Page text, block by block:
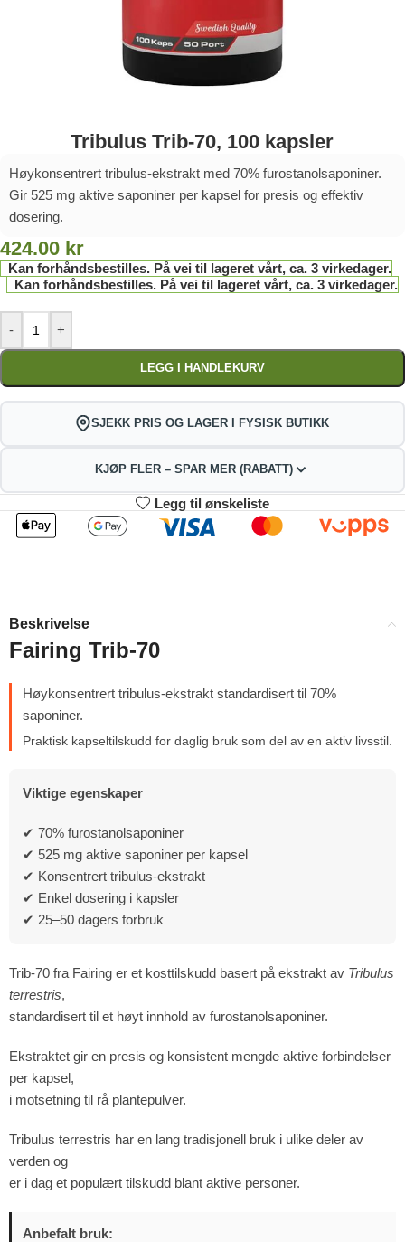
Tribulus Trib-70, 100 kapsler
Høykonsentrert tribulus-ekstrakt med 70% furostanolsaponiner.
Gir 525 mg aktive saponiner per kapsel for presis og effektiv
dosering.
424.00 kr
Kan forhåndsbestilles. På vei til lageret vårt, ca. 3 virkedager.
Kan forhåndsbestilles. På vei til lageret vårt, ca. 3 virkedager.
- +
LEGG I HANDLEKURV
SJEKK PRIS OG LAGER I FYSISK BUTIKK
KJØP FLER – SPAR MER (RABATT)
2
419.76
kr
3-4
415.52
4%
Legg til ønskeliste
Beskrivelse
Fairing Trib-70
Høykonsentrert tribulus-ekstrakt standardisert til 70%
saponiner.
Praktisk kapseltilskudd for daglig bruk som del av en aktiv livsstil.
Viktige egenskaper
✔ 70% furostanolsaponiner
✔ 525 mg aktive saponiner per kapsel
✔ Konsentrert tribulus-ekstrakt
✔ Enkel dosering i kapsler
✔ 25–50 dagers forbruk
Trib-70 fra Fairing er et kosttilskudd basert på ekstrakt av Tribulus
terrestris,
standardisert til et høyt innhold av furostanolsaponiner.
Ekstraktet gir en presis og konsistent mengde aktive forbindelser
per kapsel,
i motsetning til rå plantepulver.
Tribulus terrestris har en lang tradisjonell bruk i ulike deler av
verden og
er i dag et populært tilskudd blant aktive personer.
Anbefalt bruk: